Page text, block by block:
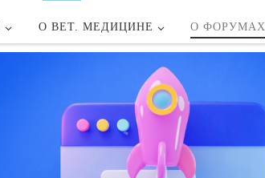
О ВЕТ. МЕДИЦИНЕ О ФОРУМАХ